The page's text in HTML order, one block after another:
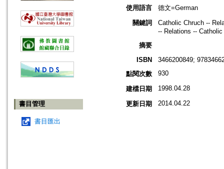
書目管理
書目匯出
使用語言
德文=German
關鍵詞
Catholic Chruch --
-- Relations -- Catholic
摘要
ISBN
3466200849;
點閱次數
930
建檔日期 1998.04.28
更新日期 2014.04.22